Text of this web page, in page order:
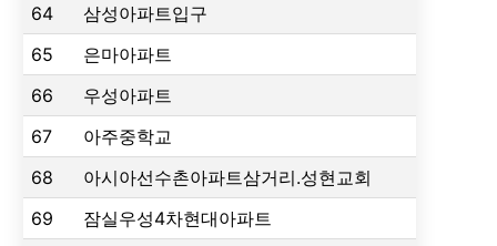
64
삼성아파트입구
65
은마아파트
66
우성아파트
67
아주중학교
68
아시아선수촌아파트삼거리.성현교회
69
잠실우성4차현대아파트